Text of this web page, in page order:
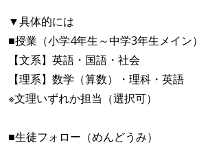
▼具体的には
■授業（小学4年生～中学3年生メイン）
【文系】英語・国語・社会
【理系】数学（算数）・理科・英語
※文理いずれか担当（選択可）
■生徒フォロー（めんどうみ）